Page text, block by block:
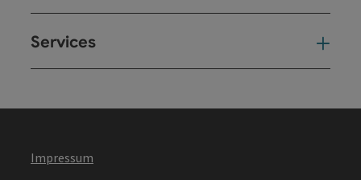
Services
Impressum